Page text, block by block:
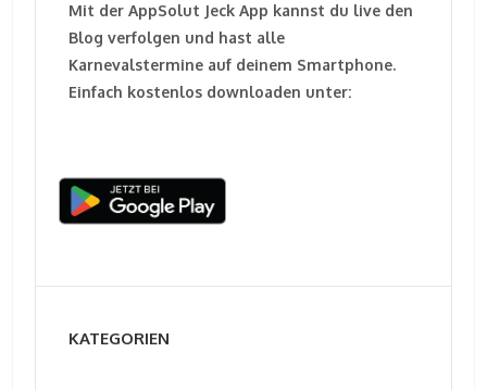
Mit der AppSolut Jeck App kannst du live den
Blog verfolgen und hast alle
Karnevalstermine auf deinem Smartphone.
Einfach kostenlos downloaden unter:
KATEGORIEN